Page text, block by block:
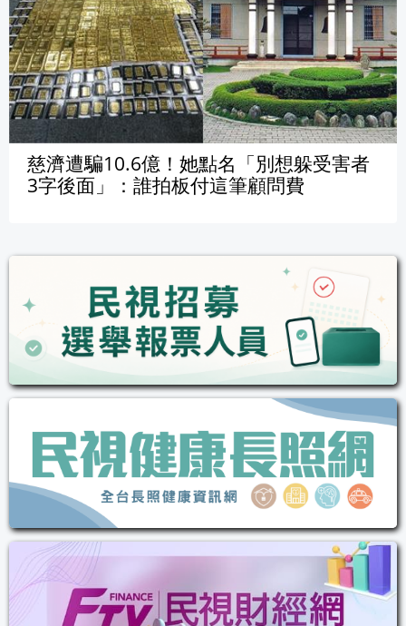
慈濟遭騙10.6億！她點名「別想躲受害者
3字後面」：誰拍板付這筆顧問費